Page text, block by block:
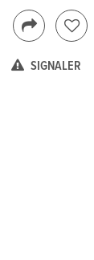
SIGNALER